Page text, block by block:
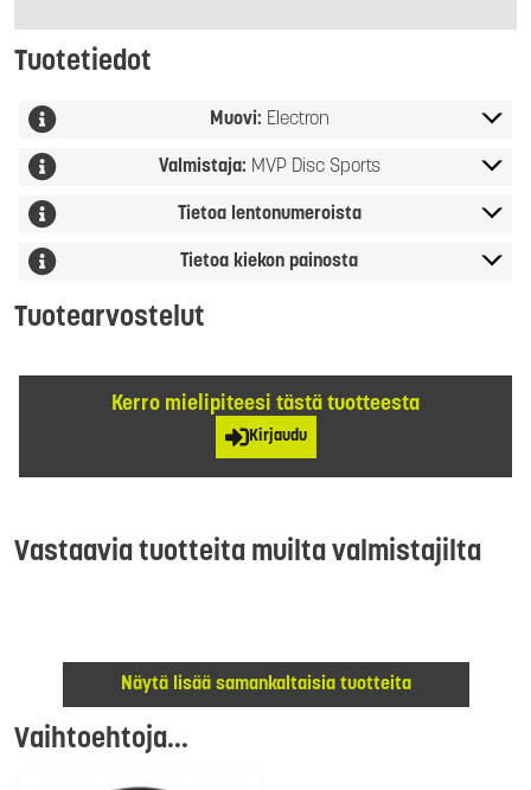
Tuotetiedot
Muovi: Electron
Valmistaja: MVP Disc Sports
Tietoa lentonumeroista
Tietoa kiekon painosta
Tuotearvostelut
Kerro mielipiteesi tästä tuotteesta
Kirjaudu
Vastaavia tuotteita muilta valmistajilta
Näytä lisää samankaltaisia tuotteita
Vaihtoehtoja...